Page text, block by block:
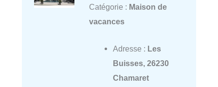
Catégorie : Maison de
vacances
Adresse : Les
Buisses, 26230
Chamaret